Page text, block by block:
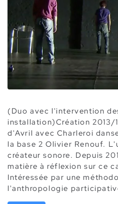
(Duo avec l'intervention
installation)Création 2013/
d'Avril avec Charleroi
la base 2 Olivier Renouf.
créateur sonore. Depuis
matière à réflexion sur ce
Intéressée par une
l'anthropologie